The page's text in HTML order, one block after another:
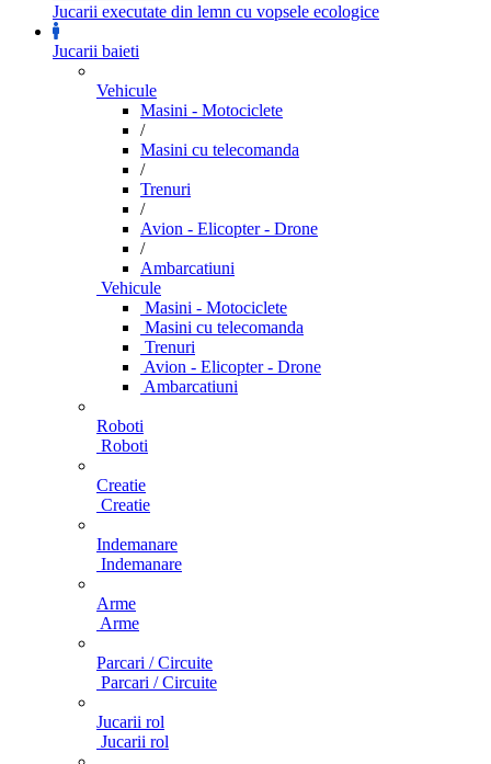
Jucarii executate din lemn cu vopsele ecologice
Jucarii baieti
Vehicule
Masini - Motociclete
/
Masini cu telecomanda
/
Trenuri
/
Avion - Elicopter - Drone
/
Ambarcatiuni
Vehicule
Masini - Motociclete
Masini cu telecomanda
Trenuri
Avion - Elicopter - Drone
Ambarcatiuni
Roboti
Roboti
Creatie
Creatie
Indemanare
Indemanare
Arme
Arme
Parcari / Circuite
Parcari / Circuite
Jucarii rol
Jucarii rol